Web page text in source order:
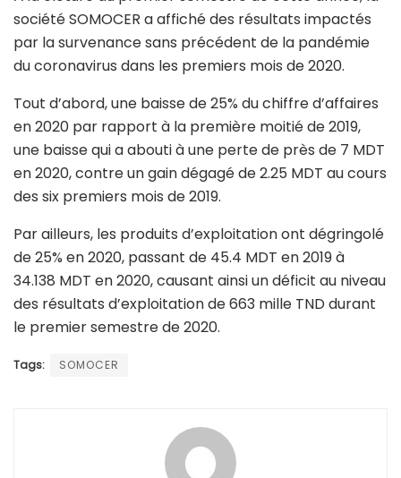
société SOMOCER a affiché des résultats impactés
par la survenance sans précédent de la pandémie
du coronavirus dans les premiers mois de 2020.
Tout d’abord, une baisse de 25% du chiffre d’affaires
en 2020 par rapport à la première moitié de 2019,
une baisse qui a abouti à une perte de près de 7 MDT
en 2020, contre un gain dégagé de 2.25 MDT au cours
des six premiers mois de 2019.
Par ailleurs, les produits d’exploitation ont dégringolé
de 25% en 2020, passant de 45.4 MDT en 2019 à
34.138 MDT en 2020, causant ainsi un déficit au niveau
des résultats d’exploitation de 663 mille TND durant
le premier semestre de 2020.
Tags: SOMOCER